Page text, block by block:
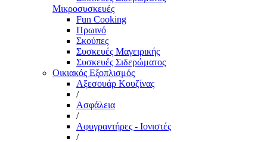
Μικροσυσκευές
Fun Cooking
Πρωινό
Σκούπες
Συσκευές Μαγειρικής
Συσκευές Σιδερώματος
Οικιακός Εξοπλισμός
Αξεσουάρ Κουζίνας
/
Ασφάλεια
/
Αφυγραντήρες - Ιονιστές
/